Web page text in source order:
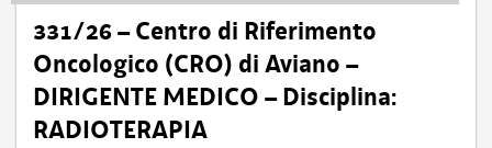
331/26 – Centro di Riferimento
Oncologico (CRO) di Aviano –
DIRIGENTE MEDICO – Disciplina:
RADIOTERAPIA